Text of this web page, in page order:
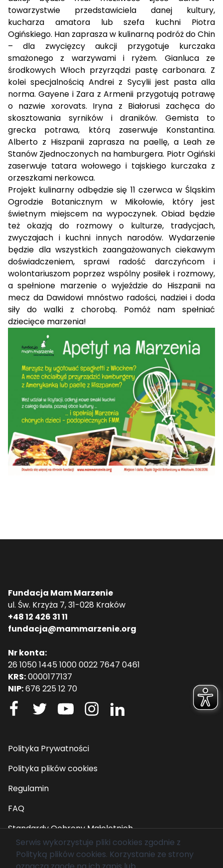
towarzystwie przedstawiciela danej kultury,
kucharza amatora lub szefa kuchni Piotra
Ogińskiego. Han zaprasza w kulinarną podróż do Chin
– dla zwycięzcy aukcji przygotuje kurczaka
smażonego z warzywami i ryżem. Gianlucaze
środkowych Włoch przyrządzi pastę carbonara. Z
kolei specjalnościąAndrei z Sycylii jest pasta alla
norma.Gayene i Zara z Armenii przygotują potrawę
o nazwie xorovats. Iryna z Białorusi zachęca do
skosztowania syrników i draników. Gemista to
grecka potrawa, którą zaserwuje Konstantina.
Alberto z Hiszpanii zaprasza na paellę, a Leah ze
Stanów Zjednoczonych na hamburgera. Piotr Ogiński
zaserwuje tatara wołowego i tajskiego kurczaka z
orzeszkami nerkowca.
Projekt kulinarny odbędzie się 11 czerwca w Śląskim
Ogrodzie Botanicznym w Mikołowie, który jest
świetnym miejscem na wypoczynek. Obiad będzie
też okazją do rozmowy o kulturze, tradycjach,
zwyczajach i kuchni innych narodów. Wydarzenie
będzie dla wszystkich zaangażowanych ciekawym
doświadczeniem, sprawi radość darczyńcom i
wolontariuszom poprzez wspólny posiłek i rozmowy,
a spełnione marzenie o wyjeździe do Hiszpanii na
mecz da Dawidowi mnóstwo radości, nadziei i doda
siły do walki z chorobą. Pomóż nam spełniać
dziecięce marzenia!
Fundacja Mam Marzenie
ul. Św. Krzyża 7, 31-028 Kraków
+48 12 426 31 11
fundacja@mammarzenie.org
Nr konta:
26 1050 1445 1000 0022 7647 0461
KRS:0000177137
NIP:676 225 12 70
Polityka Prywatności
Polityka plików cookies
Regulamin
FAQ
Standardy Ochrony Małoletnich
© 2026 Fundacja Mam Marzenie. Wszelkie prawa
Serwis wykorzystuje pliki cookies zgodnie z
Polityką plików cookies. Korzystanie ze strony